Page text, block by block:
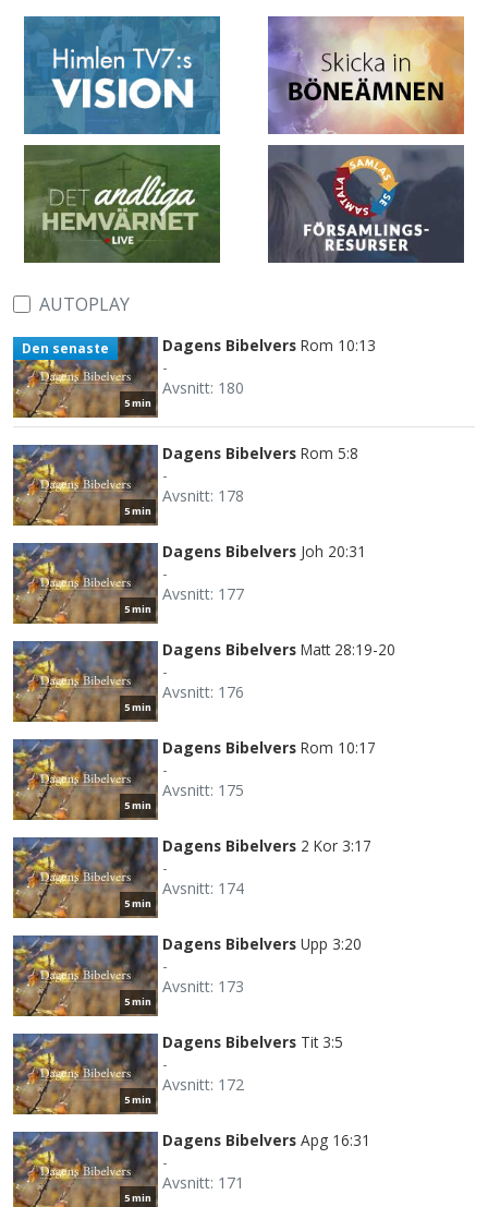
AUTOPLAY
5 min
Den senaste Dagens Bibelvers Rom 10:13
-
Avsnitt: 180
5 min
Dagens Bibelvers Rom 5:8
-
Avsnitt: 178
5 min
Dagens Bibelvers Joh 20:31
-
Avsnitt: 177
5 min
Dagens Bibelvers Matt 28:19-20
-
Avsnitt: 176
5 min
Dagens Bibelvers Rom 10:17
-
Avsnitt: 175
5 min
Dagens Bibelvers 2 Kor 3:17
-
Avsnitt: 174
5 min
Dagens Bibelvers Upp 3:20
-
Avsnitt: 173
5 min
Dagens Bibelvers Tit 3:5
-
Avsnitt: 172
5 min
Dagens Bibelvers Apg 16:31
-
Avsnitt: 171